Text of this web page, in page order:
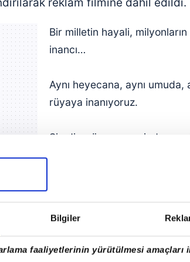
Bilgiler
faaliyetlerinin yürütülmesi amaçları
reklam filmine dahil edildi.
Bir milletin hayali, milyonların
inancı…
Aynı heyecana, aynı umuda,
rüyaya inanıyoruz.
Şimdi o rüyanın peşinde,
June 12, 2026
MESAJI